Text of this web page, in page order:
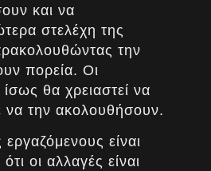
και να
στελέχη της
την
πορεία. Οι
θα χρειαστεί να
να την ακολουθήσουν.
είναι
οι αλλαγές είναι